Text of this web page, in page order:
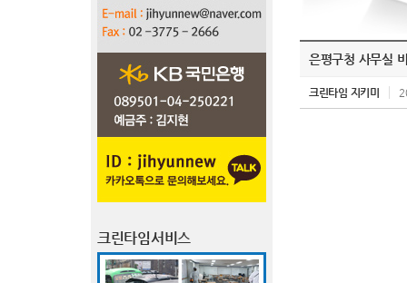
크린타임서비스
은평구청 사무실
크린타임 지키미